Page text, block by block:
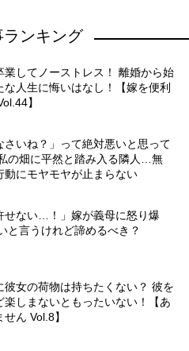
ランキング
業してノーストレス！ 離婚から始
な人生に悔いはなし！【嫁を便利
】
さいね？」って絶対悪いと思って
の畑に平然と踏み入る隣人…無
動にモヤモヤが止まらない
せない…！」嫁が義母に怒り爆
と言うけれど諦めるべき？
彼女の荷物は持ちたくない？ 彼を
楽しまないともったいない！【あ
ん Vol.8】